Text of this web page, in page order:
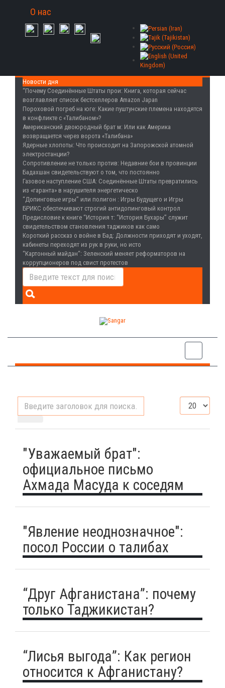
О нас
Новости дня
“Почему Соединённые Штаты прои: Книга, которая сейчас
возглавляет список бестселлеров Amazon Japan
Пороховой погреб на юге: Какие пуштунские племена находятся
в конфликте с «Талибаном»?
Американский двоюродный брат м: Или как Америка
возвращается через ворота «Талибана»
Ядерные хлопоты: Что происходит на Запорожской атомной
электростанции?
Сопротивление не только против: Недавние бои в провинции
Бадахшан свидетельствуют о том, что постоянно
Газовое наступление США: Соединённые Штаты превратились
из «гаранта» в нарушителя энергетическо
“Допинговые игры” или полигон : Игры Будущего и Игры
БРИКС обеспечивают строгий антидопинговый контрол
Предисловие к книге “История т: “История Бухары” служит
свидетельством становления таджиков как само
Короткий рассказ о войне в Бад: Должности приходят и уходят,
кабинеты переходят из рук в руки, но исто
“Картонный майдан“: Зеленский меняет реформаторов на
коррупционеров под свист протестов
заголовок
поиска...
Кол-
"Уважаемый брат":
официальное письмо
Ахмада Масуда к соседям
"Явление неоднозначное":
посол России о талибах
“Друг Афганистана”: почему
только Таджикистан?
“Лисья выгода”: Как регион
относится к Афганистану?